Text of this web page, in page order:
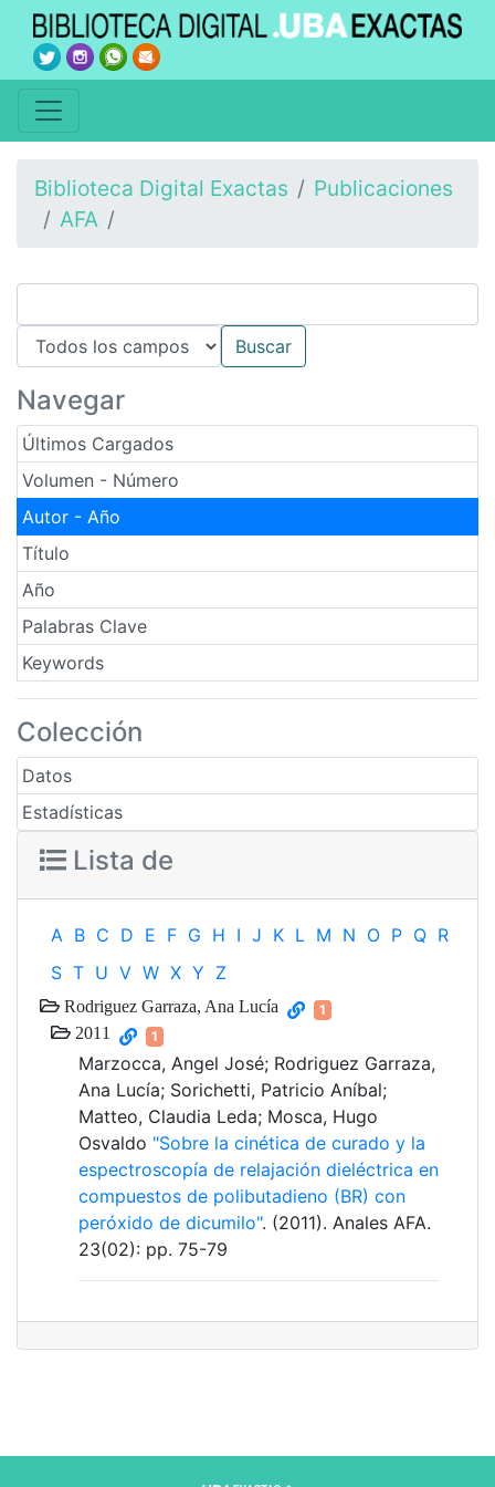
Biblioteca Digital Exactas
Publicaciones
AFA
Navegar
Últimos Cargados
Volumen - Número
Autor - Año
Título
Año
Palabras Clave
Keywords
Colección
Datos
Estadísticas
Lista de
A B C D E F G H I J K L M N O P Q R
S T U V W X Y Z
Rodriguez Garraza, Ana Lucía 1
2011 1
Marzocca, Angel José; Rodriguez Garraza,
Ana Lucía; Sorichetti, Patricio Aníbal;
Matteo, Claudia Leda; Mosca, Hugo
Osvaldo "Sobre la cinética de curado y la
espectroscopía de relajación dieléctrica en
compuestos de polibutadieno (BR) con
peróxido de dicumilo". (2011). Anales AFA.
23(02): pp. 75-79